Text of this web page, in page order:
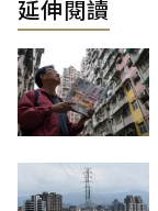
延伸閱讀